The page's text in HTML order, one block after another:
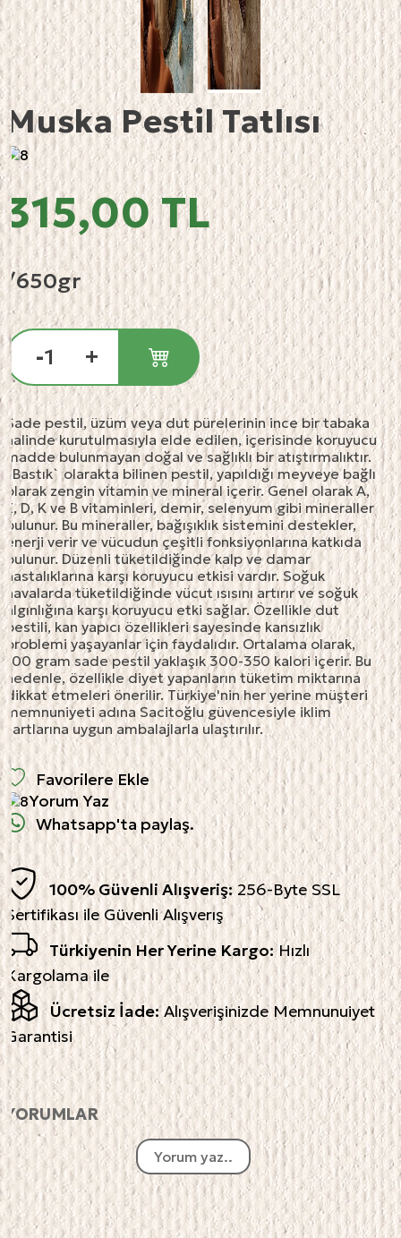
Muska Pestil Tatlısı
315,00 TL
/650gr
- +
Sade pestil, üzüm veya dut pürelerinin ince bir tabaka
halinde kurutulmasıyla elde edilen, içerisinde koruyucu
madde bulunmayan doğal ve sağlıklı bir atıştırmalıktır.
`Bastık` olarakta bilinen pestil, yapıldığı meyveye bağlı
olarak zengin vitamin ve mineral içerir. Genel olarak A,
E, D, K ve B vitaminleri, demir, selenyum gibi mineraller
bulunur. Bu mineraller, bağışıklık sistemini destekler,
enerji verir ve vücudun çeşitli fonksiyonlarına katkıda
bulunur​. Düzenli tüketildiğinde kalp ve damar
hastalıklarına karşı koruyucu etkisi vardır. Soğuk
havalarda tüketildiğinde vücut ısısını artırır ve soğuk
algınlığına karşı koruyucu etki sağlar. Özellikle dut
pestili, kan yapıcı özellikleri sayesinde kansızlık
problemi yaşayanlar için faydalıdır. Ortalama olarak,
100 gram sade pestil yaklaşık 300-350 kalori içerir. Bu
nedenle, özellikle diyet yapanların tüketim miktarına
dikkat etmeleri önerilir. Türkiye'nin her yerine müşteri
memnuniyeti adına Sacitoğlu güvencesiyle iklim
şartlarına uygun ambalajlarla ulaştırılır.
Favorilere Ekle
Yorum Yaz
Whatsapp'ta paylaş.
100% Güvenli Alışveriş:256-Byte SSL
Sertifikası ile Güvenli Alışverış
Türkiyenin Her Yerine Kargo:Hızlı
Kargolama ile
Ücretsiz İade:Alışverişinizde Memnunuiyet
Garantisi
YORUMLAR
Yorum yaz..